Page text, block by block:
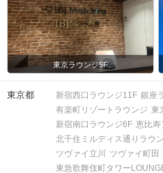
東京ラウンジ5F
東京都 新宿西口ラウンジ11F 銀座
有楽町リゾートラウンジ 東
新宿南口ラウンジ6F 恵比寿
北千住ミルディス通りラウ
ツヴァイ立川
ツヴァイ町田
東急歌舞伎町タワー